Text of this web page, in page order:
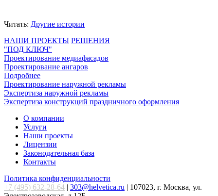
Читать: Другие истории
НАШИ ПРОЕКТЫ РЕШЕНИЯ
"ПОД КЛЮЧ"
Проектирование медиафасадов
Проектирование ангаров
Подробнее
Проектирование наружной рекламы
Экспертиза наружной рекламы
Экспертиза конструкций праздничного оформления
О компании
Услуги
Наши проекты
Лицензии
Законодательная база
Контакты
Политика конфиденциальности
+7 (495) 632-28-64 | 303@helvetica.ru | 107023, г. Москва, ул.